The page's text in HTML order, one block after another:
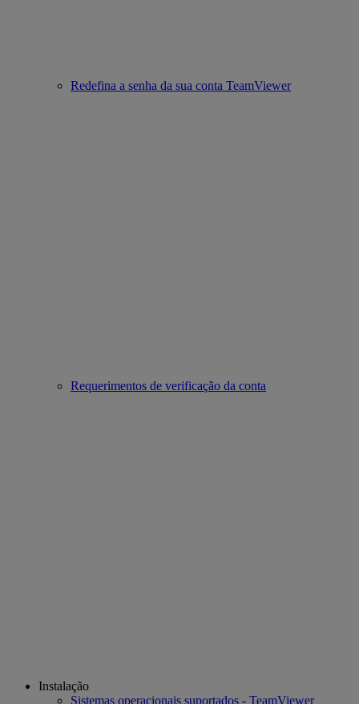
Redefina a senha da sua conta TeamViewer
Requerimentos de verificação da conta
Instalação
Sistemas operacionais suportados - TeamViewer